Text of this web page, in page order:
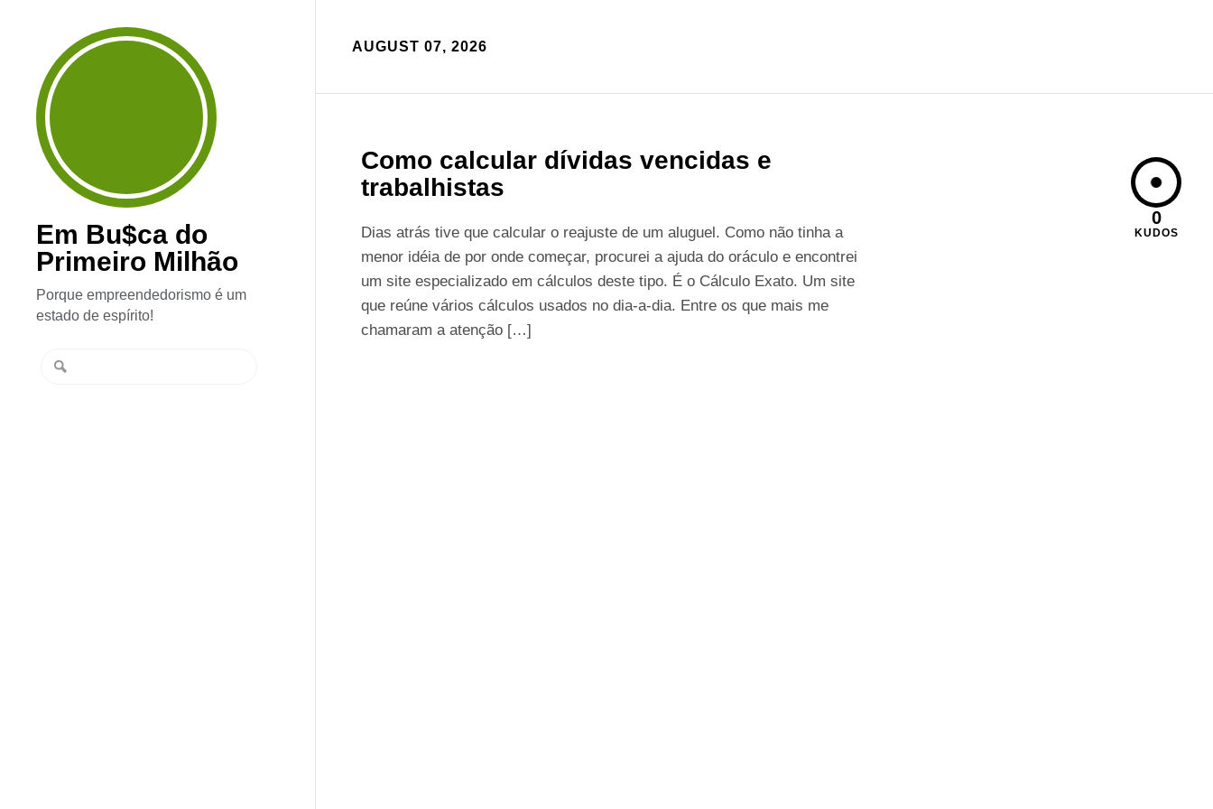
Em Bu$ca do
Primeiro Milhão
Porque empreendedorismo é um
estado de espírito!
AUGUST 07, 2026
Como calcular dívidas vencidas e
trabalhistas
Dias atrás tive que calcular o reajuste de um aluguel. Como não tinha a
menor idéia de por onde começar, procurei a ajuda do oráculo e encontrei
um site especializado em cálculos deste tipo. É o Cálculo Exato. Um site
que reúne vários cálculos usados no dia-a-dia. Entre os que mais me
chamaram a atenção […]
0
KUDOS